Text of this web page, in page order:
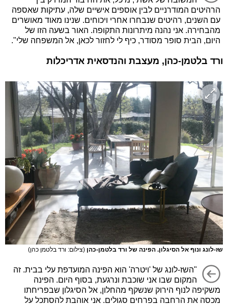
הרהיטים המודרניים לבין אוספים אישיים שלה, עתיקות שאספה
עם השנים, רהיטים שנבחרו אחרי ויכוחים. שנינו מאוד מאושרים
מהבחירה. אני נהנה מיתרונות התקופה. האור בשעה הזו של
היום, הבית סופר מסודר, כיף לי לחזור לכאן, אל המשפחה שלי".
ורד בלטמן-כהן, מעצבת והנדסאית אדריכלות
שז-לונג ונוף אל הסיגלון. הפינה של ורד בלטמן-כהן (צילום: ורד בלטמן כהן)
"השז-לונג של 'ויטרה' הוא הפינה המועדפת עלי בבית. זה
המקום שבו אני שוכבת ונרגעת, בסוף היום. הפינה
משקיפה לנוף הירוק שנשקף מהחלון, אל הסיגלון שבפריחתו
מכסה את הרחבה בפרחים סגולים. אני אוהבת להסתכל על